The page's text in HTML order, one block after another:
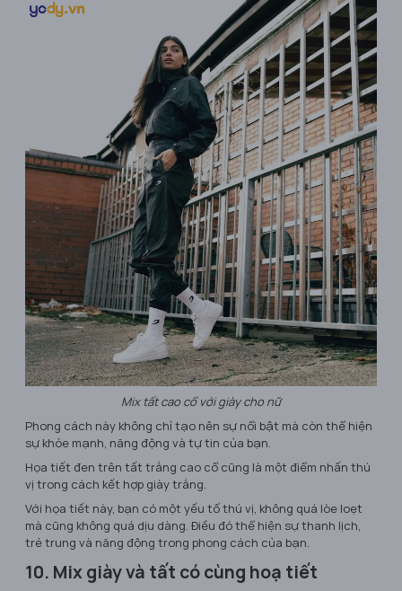
Mix tất cao cổ với giày cho nữ
Phong cách này không chỉ tạo nên sự nổi bật mà còn thể hiện
sự khỏe mạnh, năng động và tự tin của bạn.
Họa tiết đen trên tất trắng cao cổ cũng là một điểm nhấn thú
vị trong cách kết hợp giày trắng.
Với họa tiết này, bạn có một yếu tố thú vị, không quá lòe loẹt
mà cũng không quá dịu dàng. Điều đó thể hiện sự thanh lịch,
trẻ trung và năng động trong phong cách của bạn.
10. Mix giày và tất có cùng hoạ tiết